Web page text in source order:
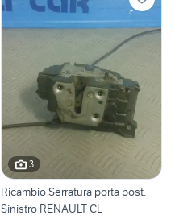
3
Ricambio Serratura porta post.
Sinistro RENAULT CL